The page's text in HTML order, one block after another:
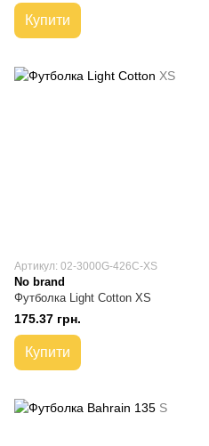
Купити
Артикул: 02-3000G-426C-XS
No brand
Футболка Light Cotton XS
175.37 грн.
Купити